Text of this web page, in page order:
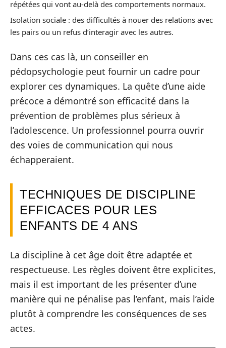
répétées qui vont au-delà des comportements normaux.
Isolation sociale : des difficultés à nouer des relations avec
les pairs ou un refus d’interagir avec les autres.
Dans ces cas là, un conseiller en
pédopsychologie peut fournir un cadre pour
explorer ces dynamiques. La quête d’une aide
précoce a démontré son efficacité dans la
prévention de problèmes plus sérieux à
l’adolescence. Un professionnel pourra ouvrir
des voies de communication qui nous
échapperaient.
TECHNIQUES DE DISCIPLINE
EFFICACES POUR LES
ENFANTS DE 4 ANS
La discipline à cet âge doit être adaptée et
respectueuse. Les règles doivent être explicites,
mais il est important de les présenter d’une
manière qui ne pénalise pas l’enfant, mais l’aide
plutôt à comprendre les conséquences de ses
actes.